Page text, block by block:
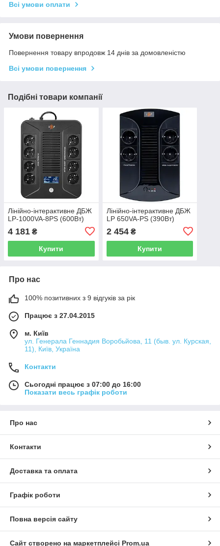
Всі умови оплати
Умови повернення
Повернення товару впродовж 14 днів за домовленістю
Всі умови повернення
Подібні товари компанії
Лінійно-інтерактивне ДБЖ
LP-1000VA-8PS (600Вт)
4 181 ₴
Купити
Лінійно-інтерактивне ДБЖ
LP 650VA-PS (390Вт)
2 454₴
Купити
Про нас
100% позитивних з 9 відгуків за рік
Працює з 27.04.2015
м. Київ
ул. Генерала Геннадия Воробьйова, 11 (быв. ул. Курская,
11), Київ, Україна
Контакти
Сьогодні працює з 07:00 до 16:00
Показати весь графік роботи
Про нас
Контакти
Доставка та оплата
Графік роботи
Повна версія сайту
Сайт створено на маркетплейсі Prom.ua